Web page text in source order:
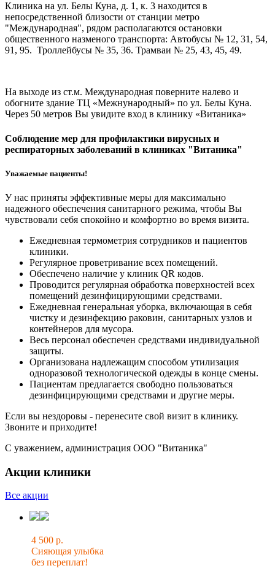
Клиника на ул. Белы Куна, д. 1, к. 3 находится в
непосредственной близости от станции метро
"Международная", рядом располагаются остановки
общественного назменого транспорта: Автобусы № 12, 31, 54,
91, 95. Троллейбусы № 35, 36. Трамваи № 25, 43, 45, 49.
На выходе из ст.м. Международная поверните налево и
обогните здание ТЦ «Межнународный» по ул. Белы Куна.
Через 50 метров Вы увидите вход в клинику «Витаника»
Соблюдение мер для профилактики вирусных и
респираторных заболеваний в клиниках "Витаника"
Уважаемые пациенты!
У нас приняты эффективные меры для максимально
надежного обеспечения санитарного режима, чтобы Вы
чувствовали себя спокойно и комфортно во время визита.
Ежедневная термометрия сотрудников и пациентов
клиники.
Регулярное проветривание всех помещений.
Обеспечено наличие у клиник QR кодов.
Проводится регулярная обработка поверхностей всех
помещений дезинфицирующими средствами.
Ежедневная генеральная уборка, включающая в себя
чистку и дезинфекцию раковин, санитарных узлов и
контейнеров для мусора.
Весь персонал обеспечен средствами индивидуальной
защиты.
Организована надлежащим способом утилизация
одноразовой технологической одежды в конце смены.
Пациентам предлагается свободно пользоваться
дезинфицирующими средствами и другие меры.
Если вы нездоровы - перенесите свой визит в клинику.
Звоните и приходите!
С уважением, администрация ООО "Витаника"
Акции клиники
Все акции
4 500 р.
Сияющая улыбка
без переплат!